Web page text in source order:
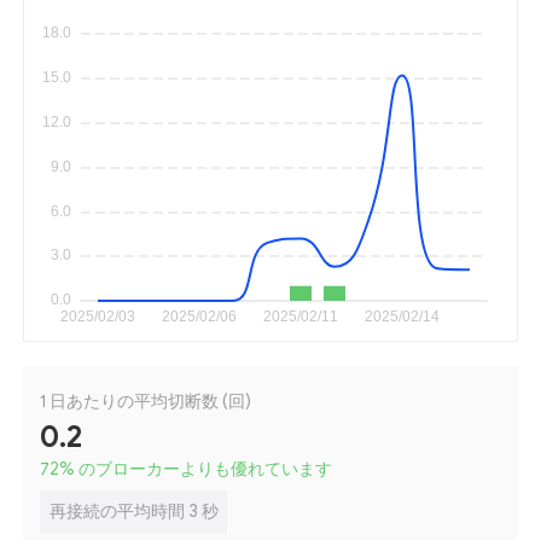
1 日あたりの平均切断数 (回)
0.2
72% のブローカーよりも優れています
再接続の平均時間 3 秒